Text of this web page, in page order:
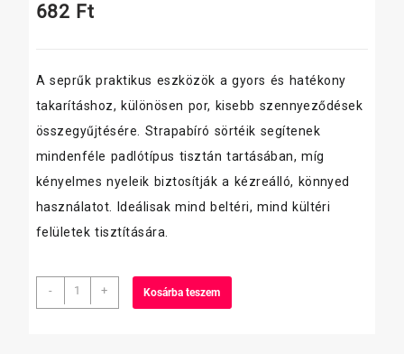
682 Ft
A seprűk praktikus eszközök a gyors és hatékony
takarításhoz, különösen por, kisebb szennyeződések
összegyűjtésére. Strapabíró sörtéik segítenek
mindenféle padlótípus tisztán tartásában, míg
kényelmes nyeleik biztosítják a kézreálló, könnyed
használatot. Ideálisak mind beltéri, mind kültéri
felületek tisztítására.
-
Kefa
NIVA
+ Kosárba teszem